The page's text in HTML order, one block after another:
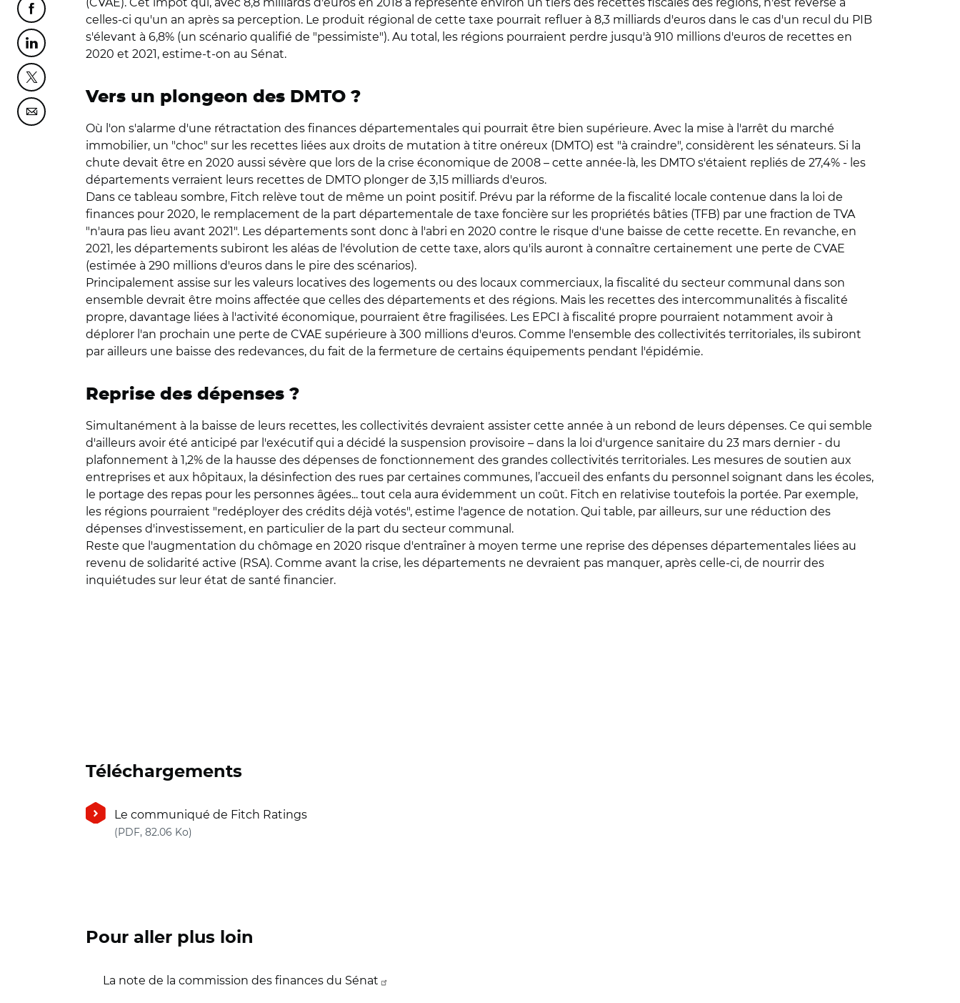
Partager cette page sur Facebook
Partager cette page sur Linkedin
Partager cette page sur Twitter
Partager cette page sur Courriel
celles-ci qu'un an après sa perception. Le produit régional de cette taxe pourrait refluer à 8,3 milliards d'euros dans le cas d'un recul du PIB
s'élevant à 6,8% (un scénario qualifié de "pessimiste"). Au total, les régions pourraient perdre jusqu'à 910 millions d'euros de recettes en
2020 et 2021, estime-t-on au Sénat.
Vers un plongeon des DMTO ?
Où l'on s'alarme d'une rétractation des finances départementales qui pourrait être bien supérieure. Avec la mise à l'arrêt du marché
immobilier, un "choc" sur les recettes liées aux droits de mutation à titre onéreux (DMTO) est "à craindre", considèrent les sénateurs. Si la
chute devait être en 2020 aussi sévère que lors de la crise économique de 2008 – cette année-là, les DMTO s'étaient repliés de 27,4% - les
départements verraient leurs recettes de DMTO plonger de 3,15 milliards d'euros.
Dans ce tableau sombre, Fitch relève tout de même un point positif. Prévu par la réforme de la fiscalité locale contenue dans la loi de
finances pour 2020, le remplacement de la part départementale de taxe foncière sur les propriétés bâties (TFB) par une fraction de TVA
"n'aura pas lieu avant 2021". Les départements sont donc à l'abri en 2020 contre le risque d'une baisse de cette recette. En revanche, en
2021, les départements subiront les aléas de l'évolution de cette taxe, alors qu'ils auront à connaître certainement une perte de CVAE
(estimée à 290 millions d'euros dans le pire des scénarios).
Principalement assise sur les valeurs locatives des logements ou des locaux commerciaux, la fiscalité du secteur communal dans son
ensemble devrait être moins affectée que celles des départements et des régions. Mais les recettes des intercommunalités à fiscalité
propre, davantage liées à l'activité économique, pourraient être fragilisées. Les EPCI à fiscalité propre pourraient notamment avoir à
déplorer l'an prochain une perte de CVAE supérieure à 300 millions d'euros. Comme l'ensemble des collectivités territoriales, ils subiront
par ailleurs une baisse des redevances, du fait de la fermeture de certains équipements pendant l'épidémie.
Reprise des dépenses ?
Simultanément à la baisse de leurs recettes, les collectivités devraient assister cette année à un rebond de leurs dépenses. Ce qui semble
d'ailleurs avoir été anticipé par l'exécutif qui a décidé la suspension provisoire – dans la loi d'urgence sanitaire du 23 mars dernier - du
plafonnement à 1,2% de la hausse des dépenses de fonctionnement des grandes collectivités territoriales. Les mesures de soutien aux
entreprises et aux hôpitaux, la désinfection des rues par certaines communes, l’accueil des enfants du personnel soignant dans les écoles,
le portage des repas pour les personnes âgées... tout cela aura évidemment un coût. Fitch en relativise toutefois la portée. Par exemple,
les régions pourraient "redéployer des crédits déjà votés", estime l'agence de notation. Qui table, par ailleurs, sur une réduction des
dépenses d'investissement, en particulier de la part du secteur communal.
Reste que l'augmentation du chômage en 2020 risque d'entraîner à moyen terme une reprise des dépenses départementales liées au
revenu de solidarité active (RSA). Comme avant la crise, les départements ne devraient pas manquer, après celle-ci, de nourrir des
inquiétudes sur leur état de santé financier.
Téléchargements
Le communiqué de Fitch Ratings
(PDF, 82.06 Ko)
Pour aller plus loin
La note de la commission des finances du Sénat